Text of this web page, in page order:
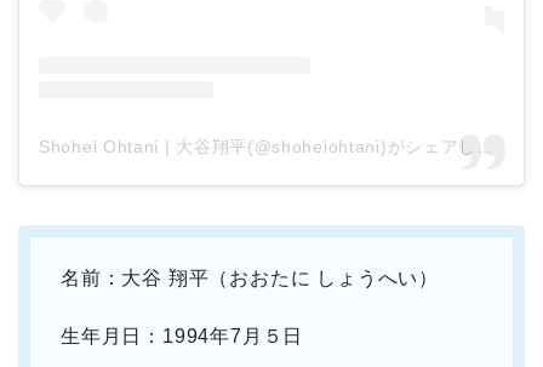
Shohei Ohtani | 大谷翔平(@shoheiohtani)がシェアした投稿
名前：大谷 翔平（おおたに しょうへい）
生年月日：1994年7月５日